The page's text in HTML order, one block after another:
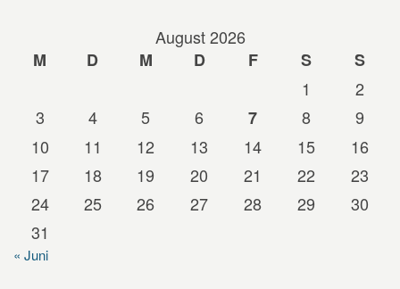
August 2026
M
D M D F S
S
1
2
3
4 5 6 7 8
9
10
11 12 13 14 15
16
17
18 19 20 21 22
23
24
25 26 27 28 29
30
31
« Juni